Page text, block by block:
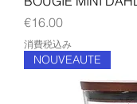
価格
€16.00
消費税込み
NOUVEAUTE